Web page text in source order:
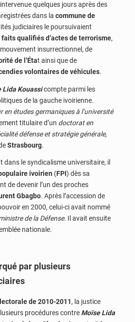
quelques jours après des
dans la commune de
judiciaires le poursuivaient
faits qualifiés d’actes de terrorisme,
insurrectionnel, de
de l’État ainsi que de
volontaires de véhicules.
Lida Kouassicompte parmi les
de la gauche ivoirienne.
en études germaniques à l’université
titulaire d’un doctorat en
défense et stratégie générale,
Strasbourg.
dans le syndicalisme universitaire, il
ivoirien (FPI) dès sa
de devenir l’un des proches
Gbagbo. Après l’accession de
en 2000, celui-ci avait nommé
de la Défense. Il avait ensuite
nationale.
par plusieurs
de 2010-2011, la justice
procédures contre Moïse Lida